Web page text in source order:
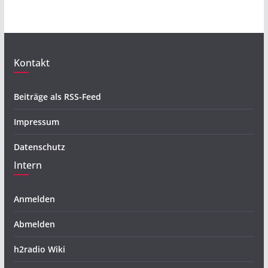
Kontakt
Beiträge als RSS-Feed
Impressum
Datenschutz
Intern
Anmelden
Abmelden
h2radio Wiki